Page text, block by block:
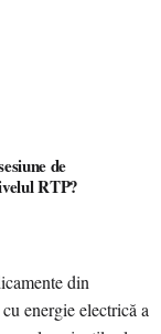
de
RTP?